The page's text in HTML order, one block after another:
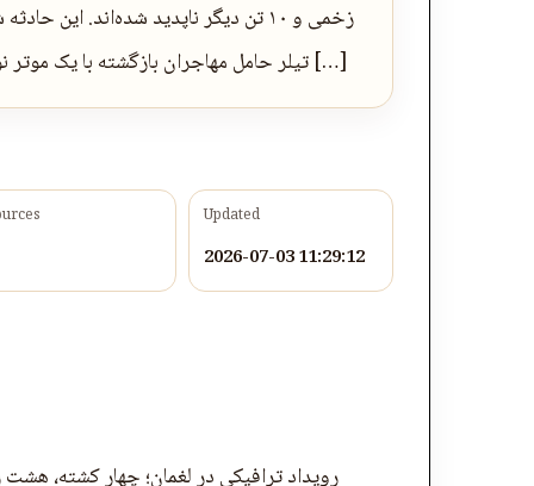
زخمی و ۱۰ تن دیگر ناپدید شده‌اند.
تیلر حامل مهاجران بازگشته با یک موتر نوع پریوس برخورد کرد. در نتیجه این برخورد، هر دو موتر […]
Updated
2026-07-03 11:29:12
رویداد ترافیکی در لغمان؛ چهار کشته، هشت زخمی و ۱۰